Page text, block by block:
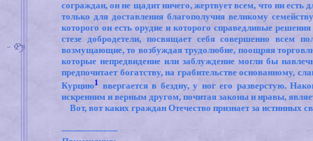
сограждан, он не щадит ничего, жертвует всем, что ни есть
только для доставления благополучия великому
которого он есть орудие и которого справедливые
стезе добродетели, посвящает себя совершенно всем
возмущающие, то возбуждая трудолюбие, поощряя
которые непредвидение или заблуждение могли бы
предпочитает богатству, на грабительстве основанному,
Курцию1
ввергается в бездну, у ног его развер­стую.
искренним и верным другом, почитая законы и нравы,
Вот, вот каких граждан Отечество признает за истинных
--------------------